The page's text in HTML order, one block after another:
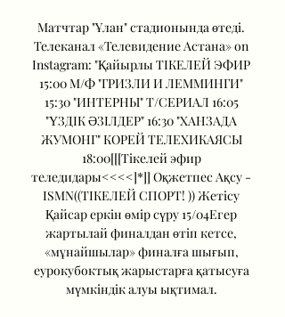
Матчтар "Ұлан" стадионында өтеді.
Телеканал «Телевидение Астана» on
Instagram: "Қайырлы ТІКЕЛЕЙ ЭФИР
15:00 М/Ф "ГРИЗЛИ И ЛЕММИНГИ"
15:30 "ИНТЕРНЫ" Т/СЕРИАЛ 16:05
"ҮЗДІК ӘЗІЛДЕР" 16:30 "ХАНЗАДА
ЖУМОНГ" КОРЕЙ ТЕЛЕХИКАЯСЫ
18:00[[[Тікелей эфир
теледидары<<<<]*]] Оқжетпес Ақсу -
ISMN((ТІКЕЛЕЙ СПОРТ! )) Жетісу
Қайсар еркін өмір сүру 15/04Егер
жартылай финалдан өтіп кетсе,
«мұнайшылар» финалға шығып,
еурокубоктық жарыстарға қатысуға
мүмкіндік алуы ықтимал.